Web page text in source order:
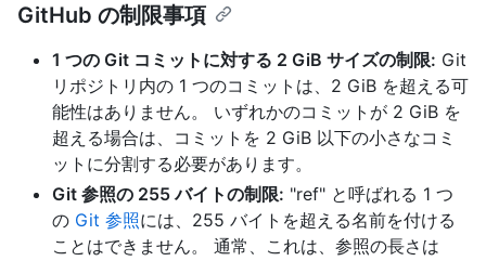
GitHub の制限事項
1 つの Git コミットに対する 2 GiB サイズの制限: Git
リポジトリ内の 1 つのコミットは、2 GiB を超える可
能性はありません。 いずれかのコミットが 2 GiB を
超える場合は、コミットを 2 GiB 以下の小さなコミ
ットに分割する必要があります。
Git 参照の 255 バイトの制限: "ref" と呼ばれる 1 つ
の Git 参照には、255 バイトを超える名前を付ける
ことはできません。 通常、これは、参照の長さは